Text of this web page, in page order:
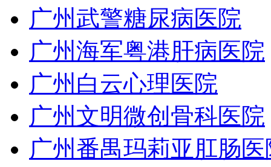
广州武警糖尿病医院
广州海军粤港肝病医院
广州白云心理医院
广州文明微创骨科医院
广州番禺玛莉亚肛肠医